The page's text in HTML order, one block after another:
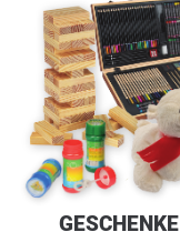
GESCHENKE